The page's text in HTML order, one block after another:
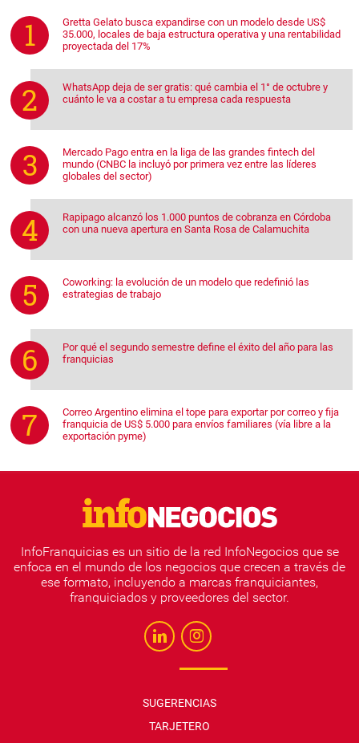
Gretta Gelato busca expandirse con un modelo desde US$
35.000, locales de baja estructura operativa y una rentabilidad
proyectada del 17%
WhatsApp deja de ser gratis: qué cambia el 1° de octubre y
cuánto le va a costar a tu empresa cada respuesta
Mercado Pago entra en la liga de las grandes fintech del
mundo (CNBC la incluyó por primera vez entre las líderes
globales del sector)
Rapipago alcanzó los 1.000 puntos de cobranza en Córdoba
con una nueva apertura en Santa Rosa de Calamuchita
Coworking: la evolución de un modelo que redefinió las
estrategias de trabajo
Por qué el segundo semestre define el éxito del año para las
franquicias
Correo Argentino elimina el tope para exportar por correo y fija
franquicia de US$ 5.000 para envíos familiares (vía libre a la
exportación pyme)
InfoFranquicias es un sitio de la red InfoNegocios que se
enfoca en el mundo de los negocios que crecen a través de
ese formato, incluyendo a marcas franquiciantes,
franquiciados y proveedores del sector.
SUGERENCIAS
TARJETERO